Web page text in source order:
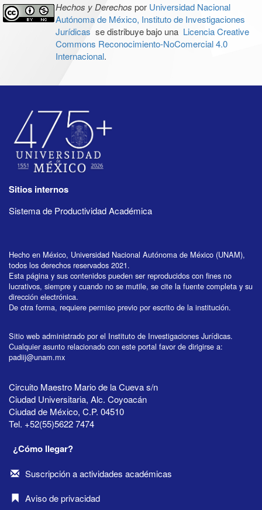
Hechos y Derechos por Universidad Nacional
Autónoma de México, Instituto de Investigaciones
Jurídicas se distribuye bajo una Licencia Creative
Commons Reconocimiento-NoComercial 4.0
Internacional.
Sitios internos
Sistema de Productividad Académica
Hecho en México, Universidad Nacional Autónoma de México (UNAM),
todos los derechos reservados 2021.
Esta página y sus contenidos pueden ser reproducidos con fines no
lucrativos, siempre y cuando no se mutile, se cite la fuente completa y su
dirección electrónica.
De otra forma, requiere permiso previo por escrito de la institución.
Sitio web administrado por el Instituto de Investigaciones Jurídicas.
Cualquier asunto relacionado con este portal favor de dirigirse a:
padiij@unam.mx
Circuito Maestro Mario de la Cueva s/n
Ciudad Universitaria, Alc. Coyoacán
Ciudad de México, C.P. 04510
Tel. +52(55)5622 7474
¿Cómo llegar?
Suscripción a actividades académicas
Aviso de privacidad